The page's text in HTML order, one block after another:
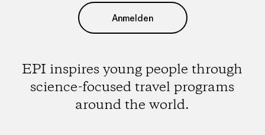
Anmelden
EPI inspires young people through
science-focused travel programs
around the world.